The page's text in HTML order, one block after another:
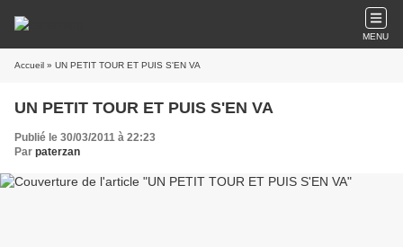
MENU
Accueil » UN PETIT TOUR ET PUIS S'EN VA
UN PETIT TOUR ET PUIS S'EN VA
Publié le 30/03/2011 à 22:23
Par paterzan